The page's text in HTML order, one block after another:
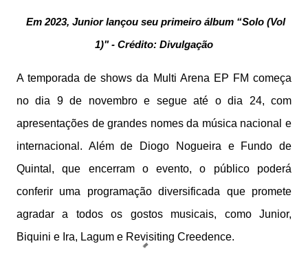
Em 2023, Junior lançou seu primeiro álbum “Solo (Vol
1)" - Crédito: Divulgação
A temporada de shows da Multi Arena EP FM começa
no dia 9 de novembro e segue até o dia 24, com
apresentações de grandes nomes da música nacional e
internacional. Além de Diogo Nogueira e Fundo de
Quintal, que encerram o evento, o público poderá
conferir uma programação diversificada que promete
agradar a todos os gostos musicais, como Junior,
Biquini e Ira, Lagum e Revisiting Creedence.